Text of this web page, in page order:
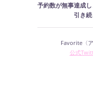
予約数が無事達成
引き
Favorite〈
公式